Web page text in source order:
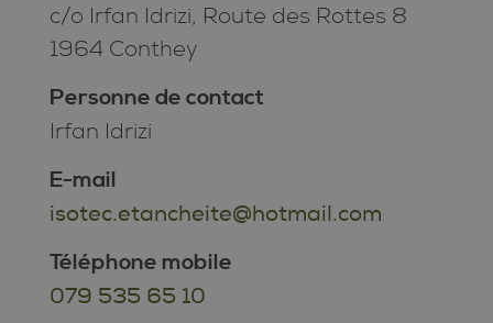
c/o Irfan Idrizi, Route des Rottes 8
1964 Conthey
Personne de contact
Irfan Idrizi
E-mail
isotec.etancheite@hotmail.com
Téléphone mobile
079 535 65 10